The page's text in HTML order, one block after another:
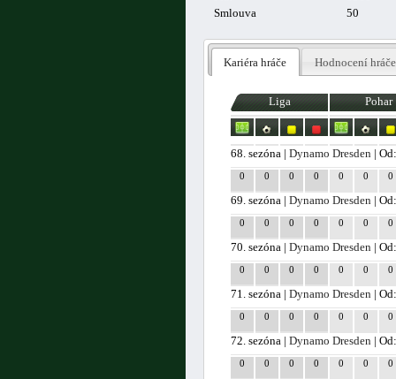
Smlouva
50
Kariéra hráče Hodnocení hráče
Liga Pohar
68. sezóna |Dynamo Dresden |
0 0 0 0 0 0 0
69. sezóna |Dynamo Dresden |
0 0 0 0 0 0 0
70. sezóna |Dynamo Dresden |
0 0 0 0 0 0 0
71. sezóna |Dynamo Dresden |
0 0 0 0 0 0 0
72. sezóna |Dynamo Dresden |
0 0 0 0 0 0 0